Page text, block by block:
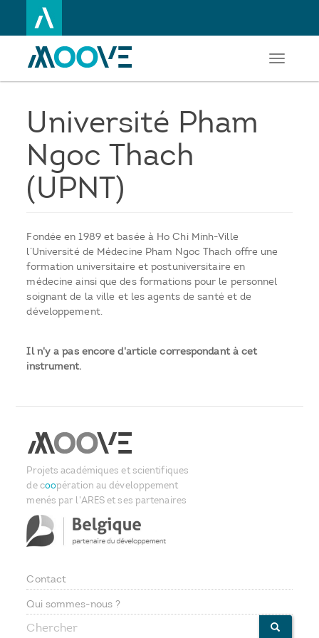
au
principal
Toggle
Université Pham
Ngoc Thach
(UPNT)
Fondée en 1989 et basée à Ho Chi Minh-Ville
l’Université de Médecine Pham Ngoc Thach offre une
formation universitaire et postuniversitaire en
médecine ainsi que des formations pour le personnel
soignant de la ville et les agents de santé et de
développement.
Il n'y a pas encore d'article correspondant à cet
instrument.
Projets académiques et scientifiques
de coopération au développement
menés par l'ARES et ses partenaires
Footer
Contact
Qui sommes-nous ?
Chercher